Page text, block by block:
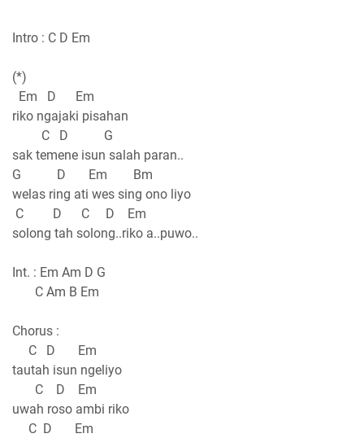
Intro : C D Em
(*)
Em D Em
riko ngajaki pisahan
C D G
sak temene isun salah paran..
G D Em Bm
welas ring ati wes sing ono liyo
C D C D Em
solong tah solong..riko a..puwo..
Int. : Em Am D G
C Am B Em
Chorus :
C D Em
tautah isun ngeliyo
C D Em
uwah roso ambi riko
C D Em